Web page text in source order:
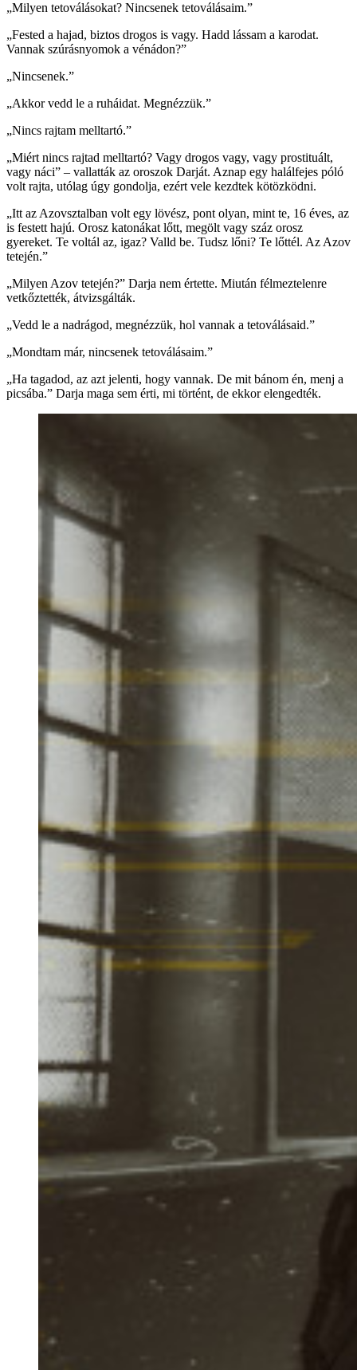
„Milyen tetoválásokat? Nincsenek tetoválásaim.”
„Fested a hajad, biztos drogos is vagy. Hadd lássam a karodat.
Vannak szúrásnyomok a vénádon?”
„Nincsenek.”
„Akkor vedd le a ruháidat. Megnézzük.”
„Nincs rajtam melltartó.”
„Miért nincs rajtad melltartó? Vagy drogos vagy, vagy prostituált,
vagy náci” – vallatták az oroszok Darját. Aznap egy halálfejes póló
volt rajta, utólag úgy gondolja, ezért vele kezdtek kötözködni.
„Itt az Azovsztalban volt egy lövész, pont olyan, mint te, 16 éves, az
is festett hajú. Orosz katonákat lőtt, megölt vagy száz orosz
gyereket. Te voltál az, igaz? Valld be. Tudsz lőni? Te lőttél. Az Azov
tetején.”
„Milyen Azov tetején?” Darja nem értette. Miután félmeztelenre
vetkőztették, átvizsgálták.
„Vedd le a nadrágod, megnézzük, hol vannak a tetoválásaid.”
„Mondtam már, nincsenek tetoválásaim.”
„Ha tagadod, az azt jelenti, hogy vannak. De mit bánom én, menj a
picsába.” Darja maga sem érti, mi történt, de ekkor elengedték.